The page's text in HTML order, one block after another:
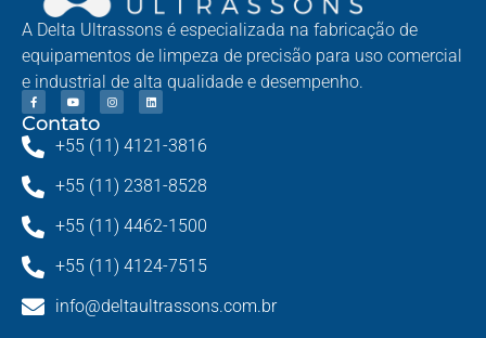
A Delta Ultrassons é especializada na fabricação de
equipamentos de limpeza de precisão para uso comercial
e industrial de alta qualidade e desempenho.
Contato
+55 (11) 4121-3816
+55 (11) 2381-8528
+55 (11) 4462-1500
+55 (11) 4124-7515
info@deltaultrassons.com.br